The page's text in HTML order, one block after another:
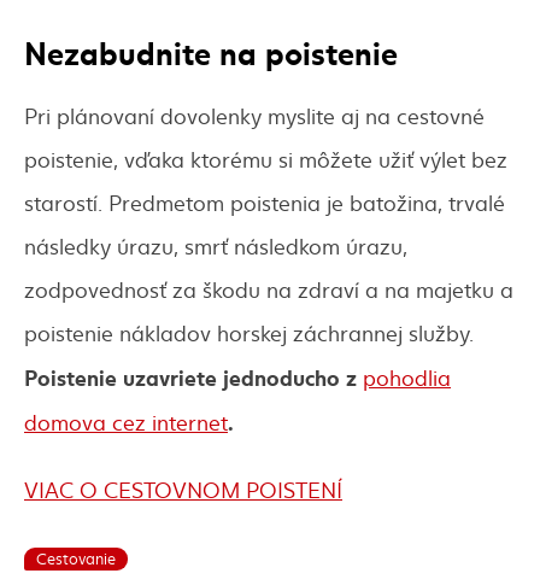
Nezabudnite na poistenie
Pri plánovaní dovolenky myslite aj na cestovné
poistenie, vďaka ktorému si môžete užiť výlet bez
starostí. Predmetom poistenia je batožina, trvalé
následky úrazu, smrť následkom úrazu,
zodpovednosť za škodu na zdraví a na majetku a
poistenie nákladov horskej záchrannej služby.
Poistenie uzavriete jednoducho z pohodlia
domova cez internet.
VIAC O CESTOVNOM POISTENÍ
Cestovanie